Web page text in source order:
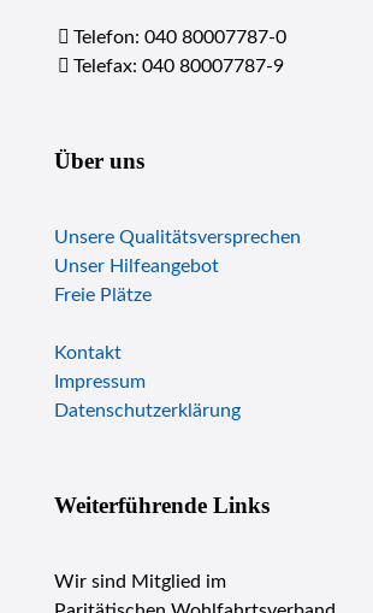
Telefon: 040 80007787-0
Telefax: 040 80007787-9
Über uns
Unsere Qualitätsversprechen
Unser Hilfeangebot
Freie Plätze
Kontakt
Impressum
Datenschutzerklärung
Weiterführende Links
Wir sind Mitglied im